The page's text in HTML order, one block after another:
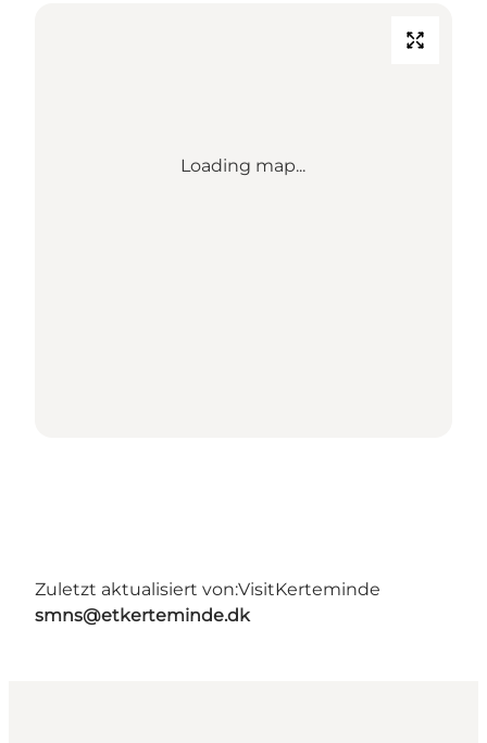
Loading map...
Zuletzt aktualisiert von:VisitKerteminde
smns@etkerteminde.dk